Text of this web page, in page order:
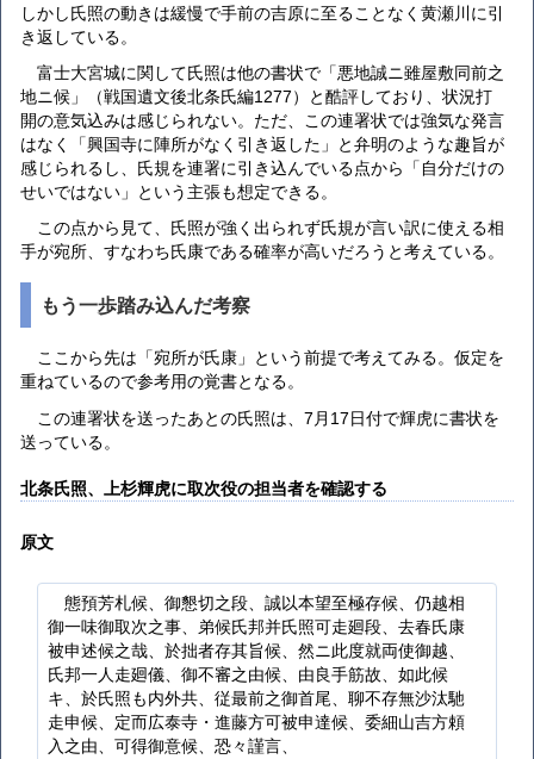
しかし氏照の動きは緩慢で手前の吉原に至ることなく黄瀬川に引
き返している。
富士大宮城に関して氏照は他の書状で「悪地誠ニ雖屋敷同前之
地ニ候」（戦国遺文後北条氏編1277）と酷評しており、状況打
開の意気込みは感じられない。ただ、この連署状では強気な発言
はなく「興国寺に陣所がなく引き返した」と弁明のような趣旨が
感じられるし、氏規を連署に引き込んでいる点から「自分だけの
せいではない」という主張も想定できる。
この点から見て、氏照が強く出られず氏規が言い訳に使える相
手が宛所、すなわち氏康である確率が高いだろうと考えている。
もう一歩踏み込んだ考察
ここから先は「宛所が氏康」という前提で考えてみる。仮定を
重ねているので参考用の覚書となる。
この連署状を送ったあとの氏照は、7月17日付で輝虎に書状を
送っている。
北条氏照、上杉輝虎に取次役の担当者を確認する
原文
態預芳札候、御懇切之段、誠以本望至極存候、仍越相
御一味御取次之事、弟候氏邦并氏照可走廻段、去春氏康
被申述候之哉、於拙者存其旨候、然ニ此度就両使御越、
氏邦一人走廻儀、御不審之由候、由良手筋故、如此候
キ、於氏照も内外共、従最前之御首尾、聊不存無沙汰馳
走申候、定而広泰寺・進藤方可被申達候、委細山吉方頼
入之由、可得御意候、恐々謹言、